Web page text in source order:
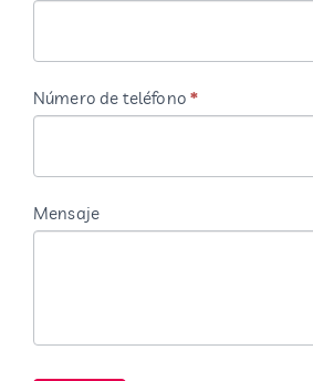
Número de teléfono*
Mensaje
campo
en